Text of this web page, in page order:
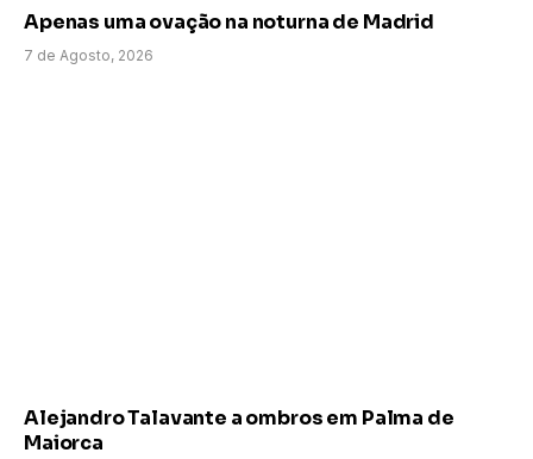
Apenas uma ovação na noturna de Madrid
7 de Agosto, 2026
Alejandro Talavante a ombros em Palma de
Maiorca